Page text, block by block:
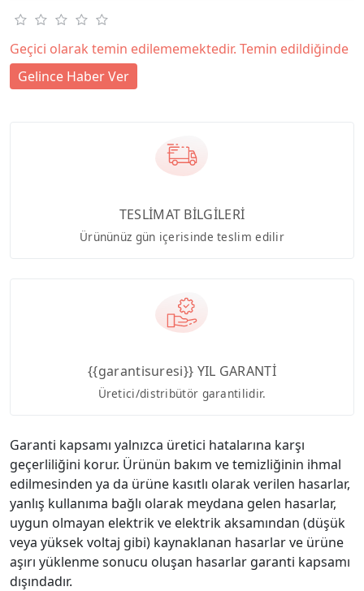
Geçici olarak temin edilememektedir. Temin edildiğinde
Gelince Haber Ver
TESLİMAT BİLGİLERİ
Ürününüz gün içerisinde teslim edilir
{{garantisuresi}} YIL GARANTİ
Üretici/distribütör garantilidir.
Garanti kapsamı yalnızca üretici hatalarına karşı
geçerliliğini korur. Ürünün bakım ve temizliğinin ihmal
edilmesinden ya da ürüne kasıtlı olarak verilen hasarlar,
yanlış kullanıma bağlı olarak meydana gelen hasarlar,
uygun olmayan elektrik ve elektrik aksamından (düşük
veya yüksek voltaj gibi) kaynaklanan hasarlar ve ürüne
aşırı yüklenme sonucu oluşan hasarlar garanti kapsamı
dışındadır.